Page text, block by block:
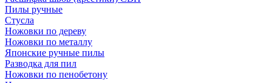
Пилы ручные
Стусла
Ножовки по дереву
Ножовки по металлу
Японские ручные пилы
Разводка для пил
Ножовки по пенобетону